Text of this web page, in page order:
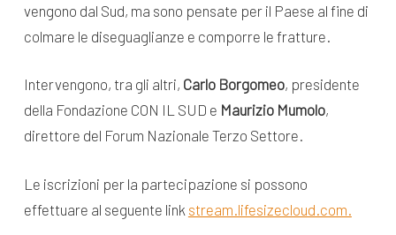
vengono dal Sud, ma sono pensate per il Paese al fine di
colmare le diseguaglianze e comporre le fratture.
Intervengono, tra gli altri, Carlo Borgomeo, presidente
della Fondazione CON IL SUD e Maurizio Mumolo,
direttore del Forum Nazionale Terzo Settore.
Le iscrizioni per la partecipazione si possono
effettuare al seguente link stream.lifesizecloud.com.